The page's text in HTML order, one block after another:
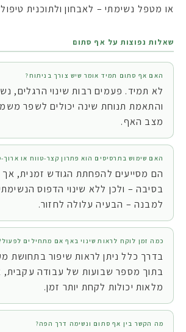
או מטפל נשימתי – לאבחון ולתוכנית
שאלות נפוצות על אף סתום
האם אף סתום תמיד אומר שיש צורך בניתוח?
לא תמיד. פעמים רבות שינוי הרגלים,
והתאמת תנוחת שינה יכולים לשפר
מצב האף.
האם שימוש בתרסיסים הוא פתרון קצר-טווח או ארוך-
הם מסייעים להפחתת הגודש זמנית,
בסיבה – ולכן ללא שינוי הדפוס
למבנה – הבעיה עלולה לחזור.
כמה זמן לוקח לראות שינוי באף אם מתחילים
בדרך כלל ניתן לראות שיפור בתחושת
בתוך מספר שבועות של עבודה עקבית,
מלאות יכולות לקחת יותר זמן.
מה הקשר בין אף סתום ונשימה דרך הפה?